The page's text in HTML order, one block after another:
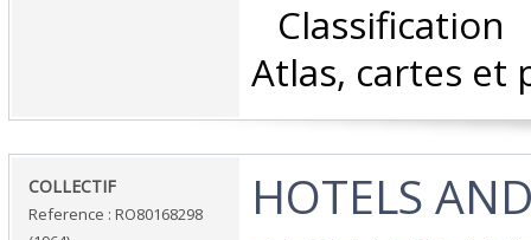
Atlas, cartes et
‎COLLECTIF‎
Reference : RO80168298
‎HOTELS